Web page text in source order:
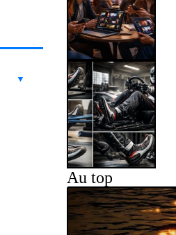
Au top